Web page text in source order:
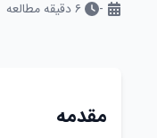
- ۶دقیقه مطالعه
مقدمه